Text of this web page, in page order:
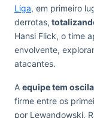
Liga, em primeiro
derrotas,
Hansi Flick, o time
envolvente,
atacantes.
A equipe tem
firme entre os
por Lewandowski,